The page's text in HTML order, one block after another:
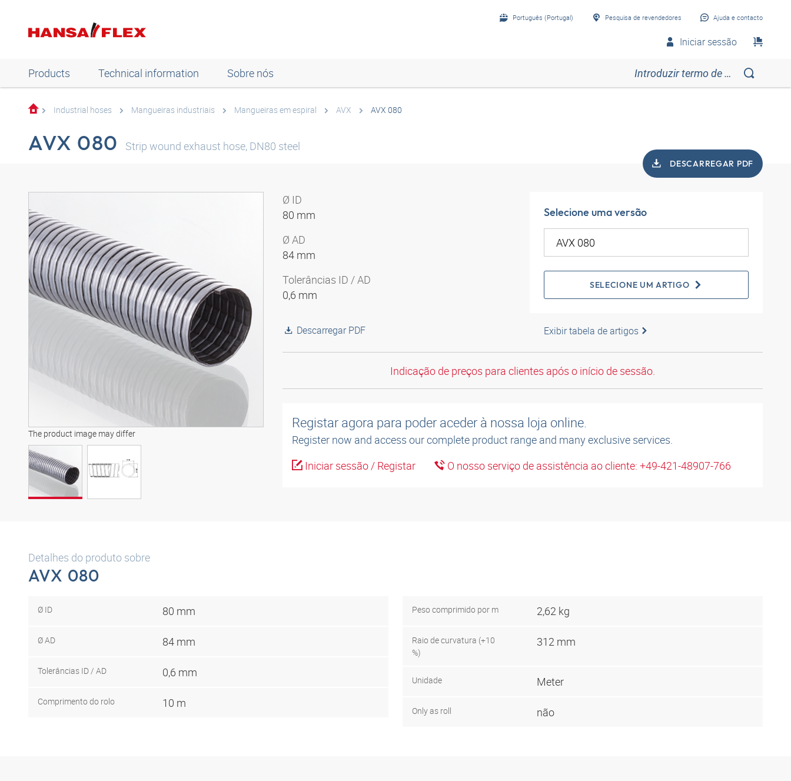
Português (Portugal) Pesquisa de revendedores Ajuda e contacto
Iniciar sessão
Products Technical information Sobre nós
Industrial hoses Mangueiras industriais Mangueiras em espiral AVX AVX 080
AVX 080 Strip wound exhaust hose, DN80 steel
DESCARREGAR PDF
The product image may differ
Ø ID
80 mm
Ø AD
84 mm
Tolerâncias ID / AD
0,6 mm
Descarregar PDF
Selecione uma versão
SELECIONE UM ARTIGO
Exibir tabela de artigos
Indicação de preços para clientes após o início de sessão.
Registar agora para poder aceder à nossa loja online.
Register now and access our complete product range and many exclusive services.
Iniciar sessão / Registar
O nosso serviço de assistência ao cliente: +49-421-48907-766
Detalhes do produto sobre
AVX 080
Ø ID 80 mm
Ø AD 84 mm
Tolerâncias ID / AD 0,6 mm
Comprimento do rolo 10 m
Peso comprimido por m 2,62 kg
Raio de curvatura (+10
%)
312 mm
Unidade Meter
Only as roll não